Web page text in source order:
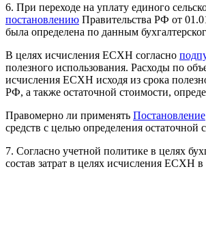
6. При переходе на уплату единого
постановлению Правительства РФ от
была определена по данным
В целях исчисления ЕСХН согласно
полезного использования. Расходы по
исчисления ЕСХН исходя из срока
РФ, а также остаточной стоимости,
Правомерно ли применять Постановление
средств с целью определения остаточной
7. Согласно учетной политике в целях
состав затрат в целях исчисления ЕСХН